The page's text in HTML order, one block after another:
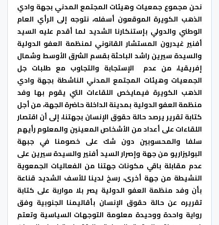
نحن مجموع جمعيات وهيئات المجتمع المدني بجهة وادي
الذهب الكويرة الموقعون أسفله، نتوجه إلى الرأي العام
الوطني والدولي بإستنكارنا الشديد لما أقدم عليه السيد
أفنير غيدرون المستشار القانوني لمنظمة العفو الدولية
والسيدة سيرين راشد الباحثة بقسم الشرق الأوسط وشمال
إفريقيا، من عدم الإستجابة والتجاوب مع طلبات جل
الجمعيات وهيئات المجتمع المدني الناشطة بجهة وادي
الذهب الكويرة فيمايخص اللقاءات التي يقوم بها وفد
منظمة العفو الدولية بمدينة الداخلة حاضرة الجهة، من أجل
كتابة تقرير يرصد حالة حقوق الإنسان بجهتنا، إلى أن اقتصار
اللقاءات على أعداد من الأشخاص المعينين والمعلوم رأيهم
سلفا والمحسوبين دون شك على خصومنا في جبهة
البوليزاريو من جهة وإصرار السيد أفنير والسيدة سيرين على
عدم مقابلة باقي مكونات جهتنا من الفعاليات الجمعوية
النشيطة من جهة أخرى، رسخ لدينا للأسف الشديد قناعة
بأن وفد منظمة العفو الدولية يصر بلا مواربة على كتابة
تقريره عن حالة حقوق الإنسان بأقاليمنا الجنوبية وفق
رواية واحدة ووحيدة معلومة التوجهات السياسية وتعتم